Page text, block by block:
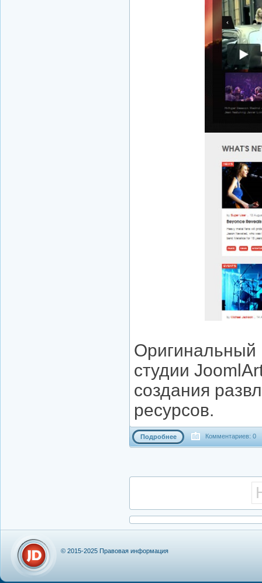
Оригинальный
студии
создания
ресурсов.
Подробнее Комментариев: 0
© 2015-2025 Правовая информация